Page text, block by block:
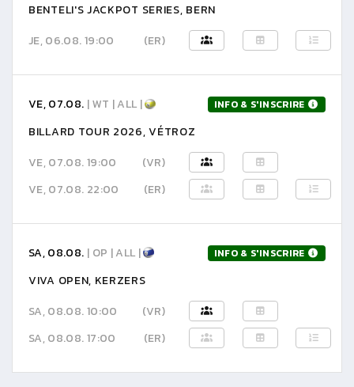
BENTELI'S JACKPOT SERIES, BERN
JE, 06.08. 19:00
(ER)
VE, 07.08. | WT | ALL | INFO & S'INSCRIRE
BILLARD TOUR 2026, VÉTROZ
VE, 07.08. 19:00
(VR)
VE, 07.08. 22:00
(ER)
SA, 08.08. | OP | ALL | INFO & S'INSCRIRE
VIVA OPEN, KERZERS
SA, 08.08. 10:00
(VR)
SA, 08.08. 17:00
(ER)